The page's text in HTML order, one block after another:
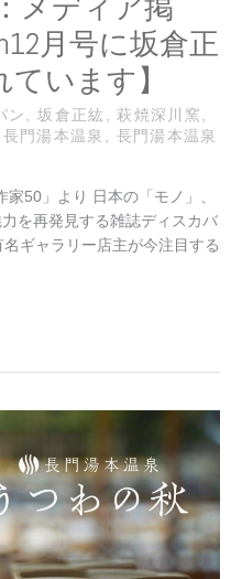
月号に坂倉正
います】
ン ,坂倉正紘 ,萩焼深川窯
長門湯本温泉
長門湯本温泉
50」より 日本の「モノ」、
を再発見する雑誌ディスカバ
ギャラリー店主が今注目する